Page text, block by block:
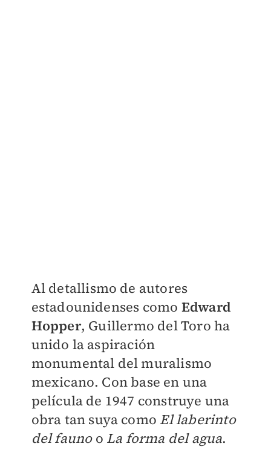
Al detallismo de autores
estadounidenses como Edward
Hopper, Guillermo del Toro ha
unido la aspiración
monumental del muralismo
mexicano. Con base en una
película de 1947 construye una
obra tan suya como El laberinto
del faunoo La forma del agua.